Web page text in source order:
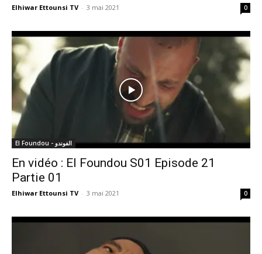
Elhiwar Ettounsi TV - 3 mai 2021 0
El Foundou - الفوندو
En vidéo : El Foundou S01 Episode 21
Partie 01
Elhiwar Ettounsi TV - 3 mai 2021 0